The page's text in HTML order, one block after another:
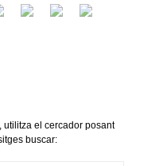
utilitza el cercador posant
buscar: